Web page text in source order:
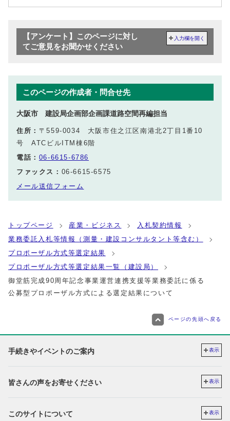
【アンケート】このページに対し
てご意見をお聞かせください
入力欄を開く
このページの作成者・問合せ先
大阪市 建設局企画部企画課道路空間再編担当
住所： 〒559-0034 大阪市住之江区南港北2丁目1番10
号 ATCビルITM棟6階
電話： 06-6615-6786
ファックス： 06-6615-6575
メール送信フォーム
トップページ 産業・ビジネス
入札契約情報
業務委託入札等情報（測量・建設コンサルタント等含む）
プロポーザル方式等選定結果
プロポーザル方式等選定結果一覧（建設局）
御堂筋完成90周年記念事業運営連携支援等業務委託に係る
公募型プロポーザル方式による選定結果について
ページの先頭へ戻る
手続きやイベントのご案内 表示
皆さんの声をお寄せください 表示
このサイトについて 表示